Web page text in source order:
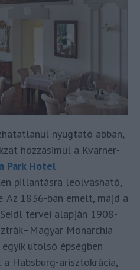
nyugtató abban,
hozzásimul a Kvarner-
Park Hotel
pillantásra leolvasható,
Az 1836-ban emelt, majd a
tervei alapján 1908-
Monarchia
utolsó épségben
Habsburg-arisztokrácia,